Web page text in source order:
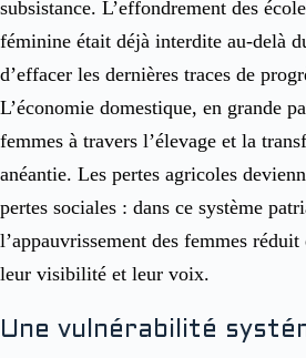
subsistance. L’effondrement des
féminine était déjà interdite au-delà
d’effacer les dernières traces de
L’économie domestique, en grande
femmes à travers l’élevage et la
anéantie. Les pertes agricoles
pertes sociales : dans ce système
l’appauvrissement des femmes
leur visibilité et leur voix.
Une vulnérabilité